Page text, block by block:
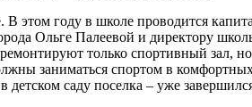
этом году в школе проводится
Ольге Палеевой и директору
только спортивный
заниматься спортом в
саду поселка – уже